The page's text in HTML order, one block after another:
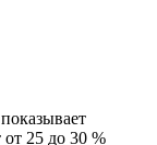
от 25 до 30 %